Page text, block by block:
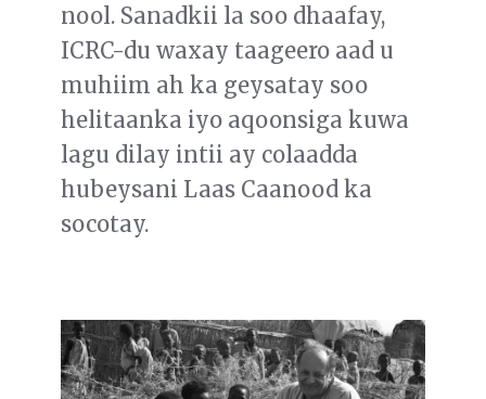
nool. Sanadkii la soo dhaafay,
ICRC-du waxay taageero aad u
muhiim ah ka geysatay soo
helitaanka iyo aqoonsiga kuwa
lagu dilay intii ay colaadda
hubeysani Laas Caanood ka
socotay.